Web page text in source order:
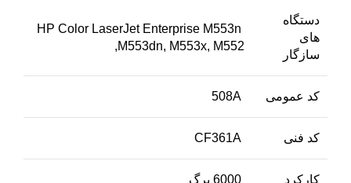
دستگاه
های
سازگار
HP Color LaserJet Enterprise M553n
,M553dn, M553x, M552
کد عمومی
کد فنی
کارکرد